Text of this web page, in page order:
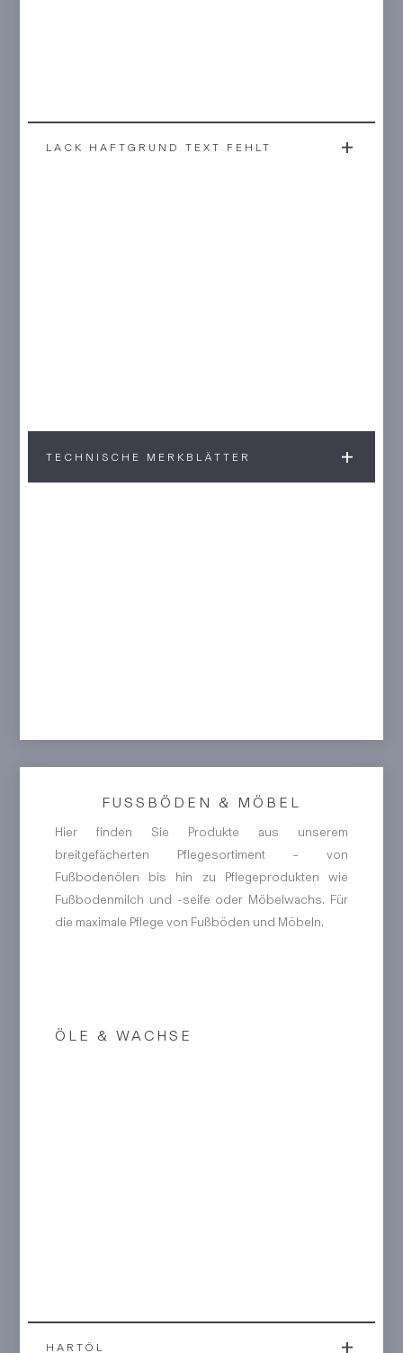
LACK HAFTGRUND TEXT FEHLT
TECHNISCHE MERKBLÄTTER
FUSSBÖDEN & MÖBEL
Hier finden Sie Produkte aus unserem
breitgefächerten Pflegesortiment – von
Fußbodenölen bis hin zu Pflegeprodukten wie
Fußbodenmilch und -seife oder Möbelwachs. Für
die maximale Pflege von Fußböden und Möbeln.
ÖLE & WACHSE
HARTÖL